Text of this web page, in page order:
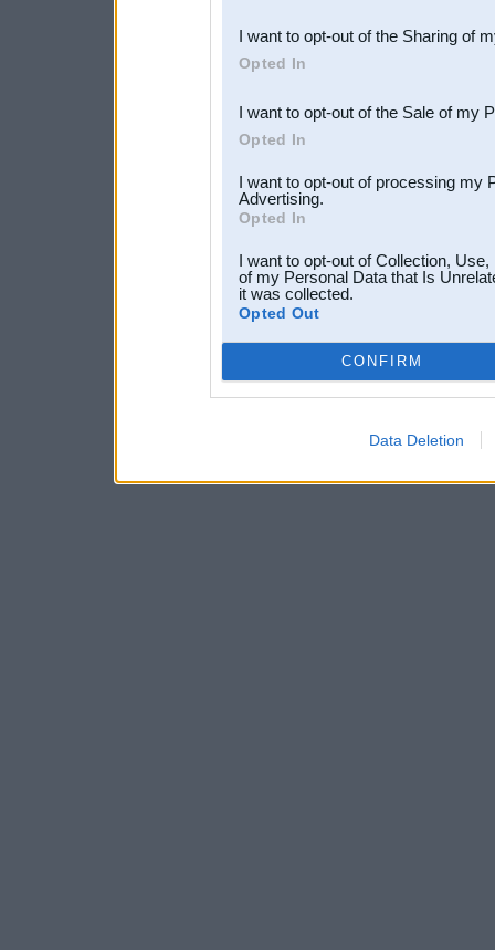
Downstream Participants
third parties.
I want to opt-out of the Sharing of
Opted In
I want to opt-out of the Sale of my
Opted In
I want to opt-out of processing my
Advertising.
Opted In
I want to opt-out of Collection,
of my Personal Data that Is
it was collected.
Opted Out
CONFIRM
Data Deletion